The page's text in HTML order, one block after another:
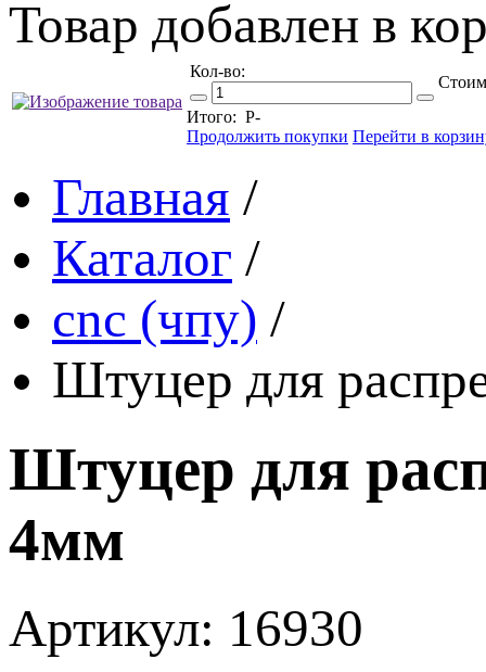
Товар добавлен в
Кол-во:
Итого: Р-
Продолжить покупки Перейти в
Главная /
Каталог /
cnc (чпу) /
Штуцер для
Штуцер для
4мм
Артикул: 16930